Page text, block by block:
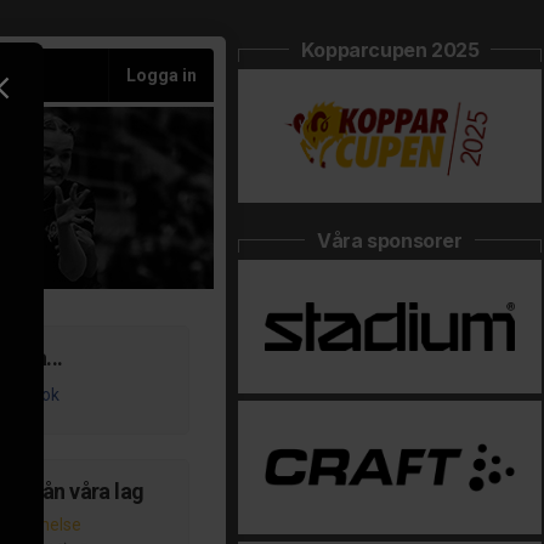
Logga in
på...
från våra lag
Kopparcupen 2025
Våra sponsorer